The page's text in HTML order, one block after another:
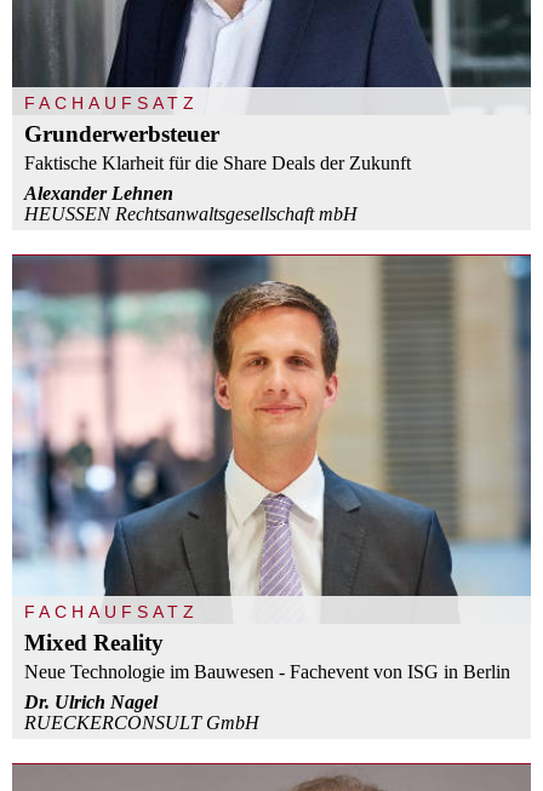
FACHAUFSATZ
Grunderwerbsteuer
Faktische Klarheit für die Share Deals der Zukunft
Alexander Lehnen
HEUSSEN Rechtsanwaltsgesellschaft mbH
FACHAUFSATZ
Mixed Reality
Neue Technologie im Bauwesen - Fachevent von ISG in Berlin
Dr. Ulrich Nagel
RUECKERCONSULT GmbH